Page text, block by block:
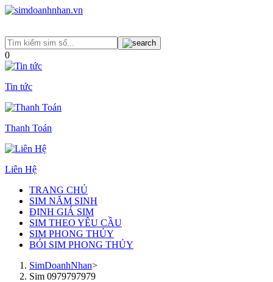
0
Tin tức
Thanh Toán
Liên Hệ
TRANG CHỦ
SIM NĂM SINH
ĐỊNH GIÁ SIM
SIM THEO YÊU CẦU
SIM PHONG THỦY
BÓI SIM PHONG THỦY
SimDoanhNhan>
Sim 0979797979